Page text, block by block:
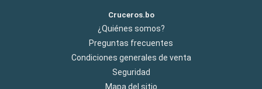
Cruceros.bo
¿Quiénes somos?
Preguntas frecuentes
Condiciones generales de venta
Seguridad
Mapa del sitio